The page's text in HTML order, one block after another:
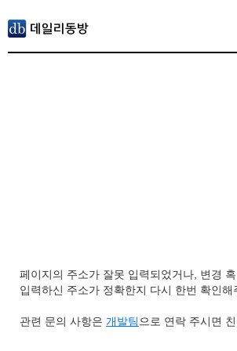
페이지의 주소가 잘못 입력되었거나, 변경
입력하신 주소가 정확한지 다시 한번 확인해
관련 문의 사항은 개발팀 으로 연락 주시면